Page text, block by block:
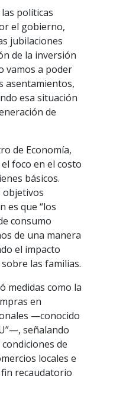
políticas
el gobierno,
jubilaciones
de la inversión
vamos a poder
asentamientos,
esa situación
de
de Economía,
foco en el costo
básicos.
objetivos
es que “los
consumo
de una manera
el impacto
las familias.
medidas como la
en
—conocido
señalando
de
locales e
recaudatorio